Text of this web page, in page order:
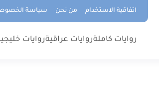
اتفاقية الاستخدام من نحن سياسة
روايات كاملةروايات عراقيةروايات